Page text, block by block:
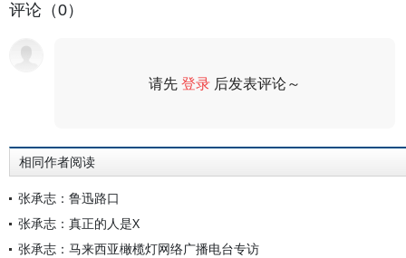
评论（0）
请先登录 后发表评论～
相同作者阅读
张承志：鲁迅路口
张承志：真正的人是X
张承志：马来西亚橄榄灯网络广播电台专访